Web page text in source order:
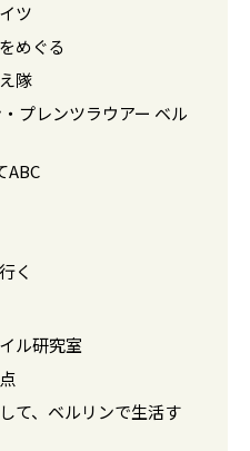
ツ
めぐる
隊
プレンツラウアー ベル
ABC
く
ル研究室
て、ベルリンで生活す